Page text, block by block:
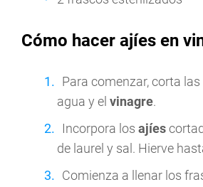
Cómo hacer ajíes en
Para comenzar, corta
agua y el vinagre.
Incorpora los ajíes
de laurel y sal. Hierve
Comienza a llenar los